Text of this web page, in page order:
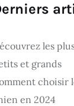
les
et grands
choisir
en 2024